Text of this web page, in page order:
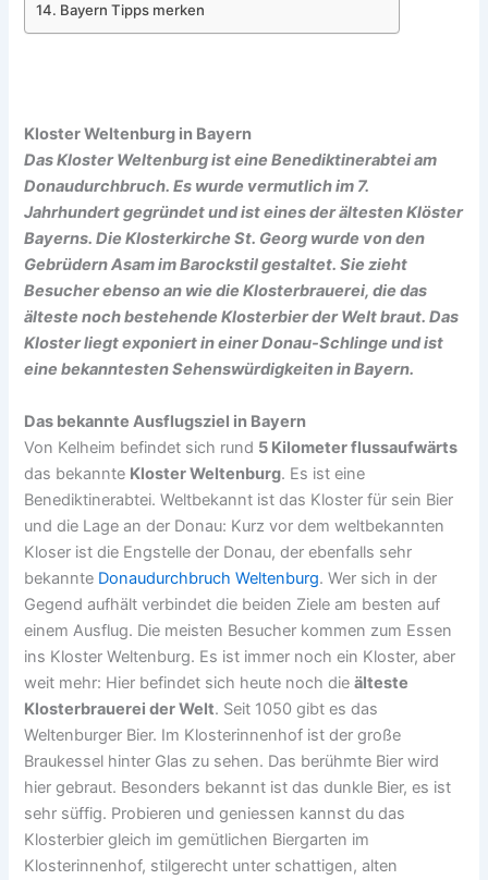
Bayern Tipps merken
Kloster Weltenburg in Bayern
Das Kloster Weltenburg ist eine Benediktinerabtei am
Donaudurchbruch. Es wurde vermutlich im 7.
Jahrhundert gegründet und ist eines der ältesten Klöster
Bayerns. Die Klosterkirche St. Georg wurde von den
Gebrüdern Asam im Barockstil gestaltet. Sie zieht
Besucher ebenso an wie die Klosterbrauerei, die das
älteste noch bestehende Klosterbier der Welt braut. Das
Kloster liegt exponiert in einer Donau-Schlinge und ist
eine bekanntesten Sehenswürdigkeiten in Bayern.
Das bekannte Ausflugsziel in Bayern
Von Kelheim befindet sich rund 5 Kilometer flussaufwärts
das bekannte Kloster Weltenburg. Es ist eine
Benediktinerabtei. Weltbekannt ist das Kloster für sein Bier
und die Lage an der Donau: Kurz vor dem weltbekannten
Kloser ist die Engstelle der Donau, der ebenfalls sehr
bekannte Donaudurchbruch Weltenburg. Wer sich in der
Gegend aufhält verbindet die beiden Ziele am besten auf
einem Ausflug. Die meisten Besucher kommen zum Essen
ins Kloster Weltenburg. Es ist immer noch ein Kloster, aber
weit mehr: Hier befindet sich heute noch dieälteste
Klosterbrauerei der Welt. Seit 1050 gibt es das
Weltenburger Bier. Im Klosterinnenhof ist der große
Braukessel hinter Glas zu sehen. Das berühmte Bier wird
hier gebraut. Besonders bekannt ist das dunkle Bier, es ist
sehr süffig. Probieren und geniessen kannst du das
Klosterbier gleich im gemütlichen Biergarten im
Klosterinnenhof, stilgerecht unter schattigen, alten